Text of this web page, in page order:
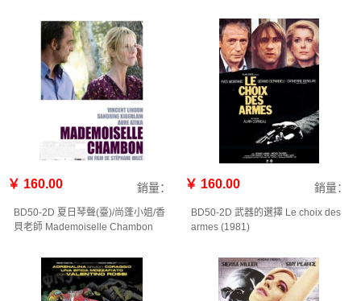
￥ 160.00 銷量：
BD50-2D 夏日琴聲(臺)/尚蓬小姐/香
貝老師 Mademoiselle Chambon
￥ 160.00 銷量：
BD50-2D 武器的選擇 Le choix des
armes (1981)